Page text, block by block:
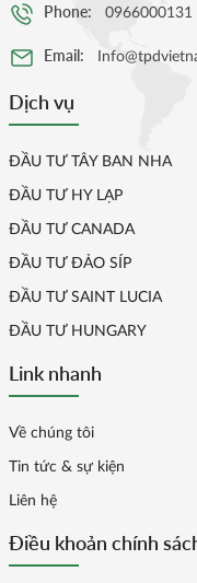
Phone: 0966000131
Email:
Dịch vụ
ĐẦU TƯ TÂY BAN NHA
ĐẦU TƯ HY LẠP
ĐẦU TƯ CANADA
ĐẦU TƯ ĐẢO SÍP
ĐẦU TƯ SAINT LUCIA
ĐẦU TƯ HUNGARY
Link nhanh
Về chúng tôi
Tin tức & sự kiện
Liên hệ
Điều khoản chính